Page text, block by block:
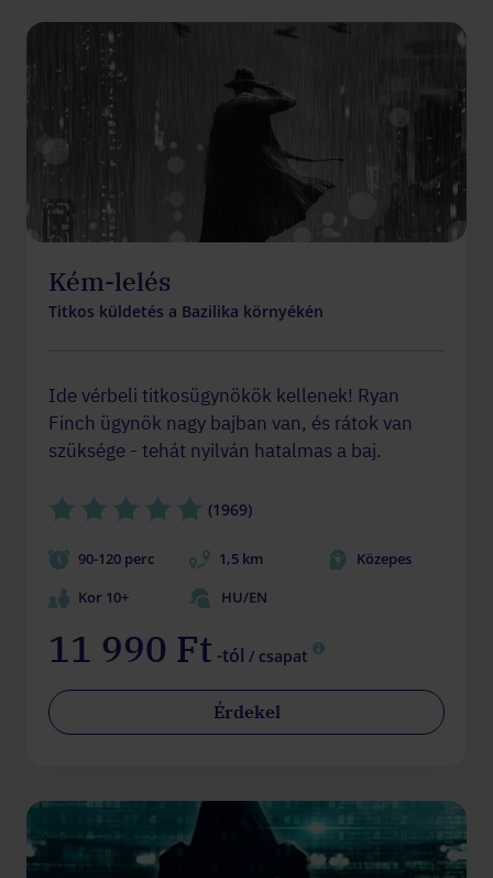
Kém-lelés
Titkos küldetés a Bazilika környékén
Ide vérbeli titkosügynökök kellenek! Ryan
Finch ügynök nagy bajban van, és rátok van
szüksége - tehát nyilván hatalmas a baj.
(1969)
90-120 perc 1,5 km
Közepes
Kor 10+
HU/EN
11 990 Ft -tól / csapat
Érdekel